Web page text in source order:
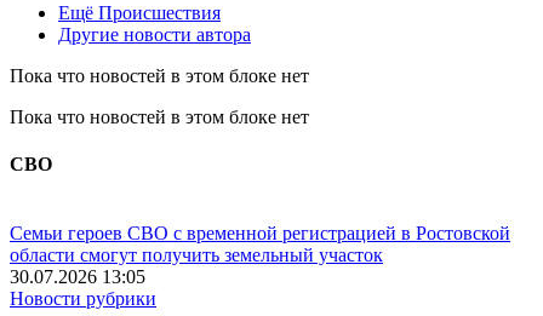
Ещё Происшествия
Другие новости автора
Пока что новостей в этом блоке нет
Пока что новостей в этом блоке нет
СВО
Семьи героев СВО с временной регистрацией в Ростовской
области смогут получить земельный участок
30.07.2026 13:05
Новости рубрики